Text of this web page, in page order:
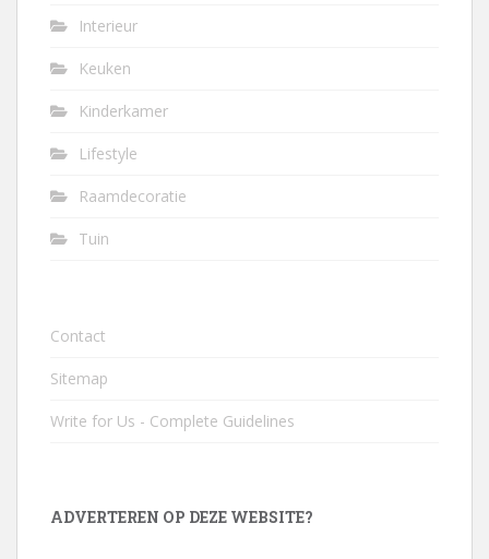
Interieur
Keuken
Kinderkamer
Lifestyle
Raamdecoratie
Tuin
Contact
Sitemap
Write for Us - Complete Guidelines
ADVERTEREN OP DEZE WEBSITE?